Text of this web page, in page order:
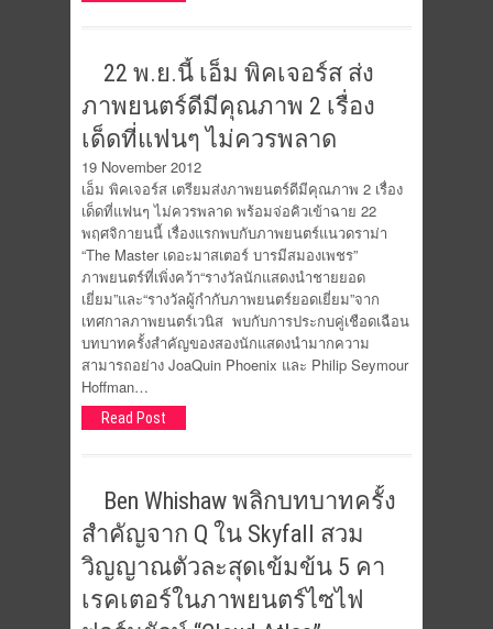
22 พ.ย.นี้ เอ็ม พิคเจอร์ส ส่ง
ภาพยนตร์ดีมีคุณภาพ 2 เรื่อง
เด็ดที่แฟนๆ ไม่ควรพลาด
19 November 2012
เอ็ม พิคเจอร์ส เตรียมส่งภาพยนตร์ดีมีคุณภาพ 2 เรื่อง
เด็ดที่แฟนๆ ไม่ควรพลาด พร้อมจ่อคิวเข้าฉาย 22
พฤศจิกายนนี้ เรื่องแรกพบกับภาพยนตร์แนวดราม่า
“The Master เดอะมาสเตอร์ บารมีสมองเพชร”
ภาพยนตร์ที่เพิ่งคว้า“รางวัลนักแสดงนำชายยอด
เยี่ยม”และ“รางวัลผู้กำกับภาพยนตร์ยอดเยี่ยม”จาก
เทศกาลภาพยนตร์เวนิส พบกับการประกบคู่เชือดเฉือน
บทบาทครั้งสำคัญของสองนักแสดงนำมากความ
สามารถอย่าง JoaQuin Phoenix และ Philip Seymour
Hoffman…
Read Post
Ben Whishaw พลิกบทบาทครั้ง
สำคัญจาก Q ใน Skyfall สวม
วิญญาณตัวละสุดเข้มข้น 5 คา
เรคเตอร์ในภาพยนตร์ไซไฟ